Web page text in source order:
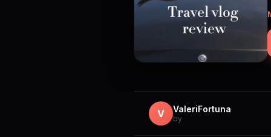
V ValeriFortuna
by